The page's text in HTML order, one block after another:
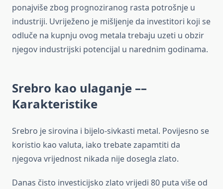
ponajviše zbog prognoziranog rasta potrošnje u
industriji. Uvriježeno je mišljenje da investitori koji se
odluče na kupnju ovog metala trebaju uzeti u obzir
njegov industrijski potencijal u narednim godinama.
Srebro kao ulaganje ––
Karakteristike
Srebro je sirovina i bijelo-sivkasti metal. Povijesno se
koristio kao valuta, iako trebate zapamtiti da
njegova vrijednost nikada nije dosegla zlato.
Danas čisto investicijsko zlato vrijedi 80 puta više od